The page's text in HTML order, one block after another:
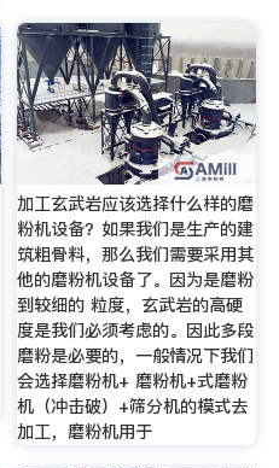
加工玄武岩应该选择什么样的磨
粉机设备？如果我们是生产的建
筑粗骨料，那么我们需要采用其
他的磨粉机设备了。因为是磨粉
到较细的 粒度，玄武岩的高硬
度是我们必须考虑的。因此多段
磨粉是必要的，一般情况下我们
会选择磨粉机+ 磨粉机+式磨粉
机（冲击破）+筛分机的模式去
加工，磨粉机用于